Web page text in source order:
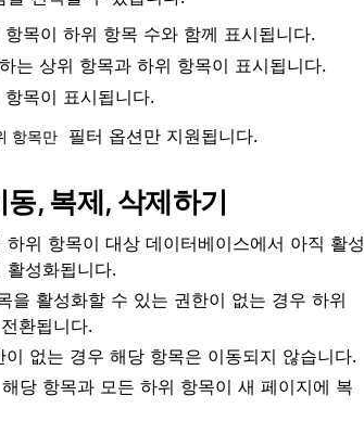
목이 하위 항목 수와 함께 표시됩니다.
는 상위 항목과 하위 항목이 표시됩니다.
목이 표시됩니다.
항목만 필터 옵션만 지원됩니다.
, 복제, 삭제하기
위 항목이 대상 데이터베이스에서 아직 활성
활성화됩니다.
을 활성화할 수 있는 권한이 없는 경우 하위
환됩니다.
없는 경우 해당 항목은 이동되지 않습니다.
당 항목과 모든 하위 항목이 새 페이지에 복